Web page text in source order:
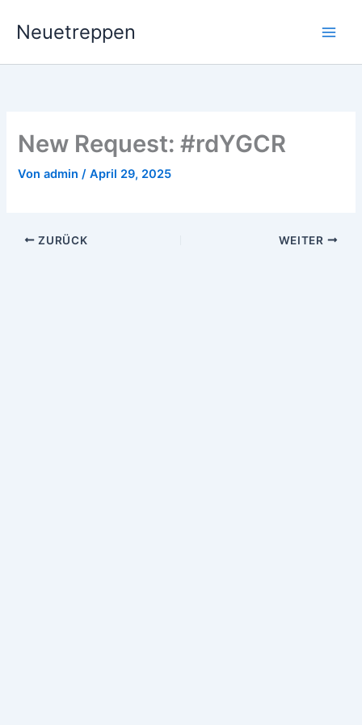
InhaltNeuetreppen
New Request: #rdYGCR
Vonadmin/April 29, 2025
ZURÜCK WEITER